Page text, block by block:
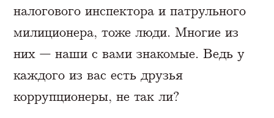
налогового инспектора и патрульного
милиционера, тоже люди. Многие из
них — наши с вами знакомые. Ведь у
каждого из вас есть друзья
коррупционеры, не так ли?